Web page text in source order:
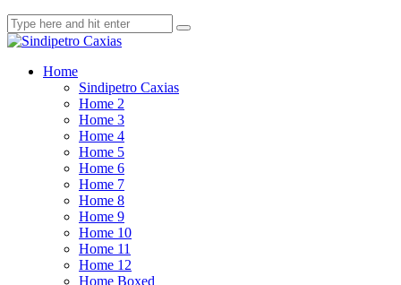
Home
Sindipetro Caxias
Home 2
Home 3
Home 4
Home 5
Home 6
Home 7
Home 8
Home 9
Home 10
Home 11
Home 12
Home Boxed